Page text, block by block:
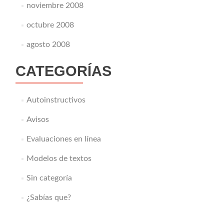
noviembre 2008
octubre 2008
agosto 2008
CATEGORÍAS
Autoinstructivos
Avisos
Evaluaciones en línea
Modelos de textos
Sin categoría
¿Sabías que?